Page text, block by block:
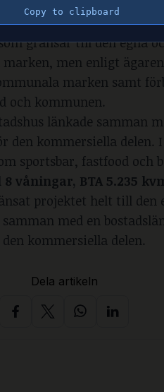
BTA 6.825 kvm, BYA
gränsar till den egna
men enligt
marken samt
och kommunen.
länkade samman
den kommersiella delen.
sportsbar, fastfood och
BTA 5.235
projektet helt till den
med en
kommersiella delen.
Dela artikeln
Copy to clipboard